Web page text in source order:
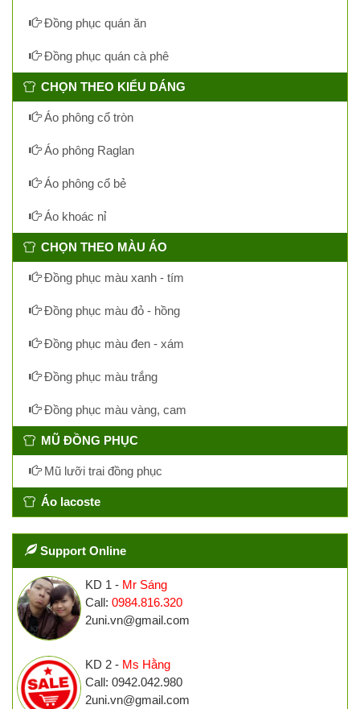
Đồng phục quán ăn
Đồng phục quán cà phê
CHỌN THEO KIỂU DÁNG
Áo phông cổ tròn
Áo phông Raglan
Áo phông cổ bẻ
Áo khoác nỉ
CHỌN THEO MÀU ÁO
Đồng phục màu xanh - tím
Đồng phục màu đỏ - hồng
Đồng phục màu đen - xám
Đồng phục màu trắng
Đồng phục màu vàng, cam
MŨ ĐỒNG PHỤC
Mũ lưỡi trai đồng phục
Áo lacoste
Support Online
KD 1 - Mr Sáng
Call: 0984.816.320
2uni.vn@gmail.com
KD 2 - Ms Hằng
Call: 0942.042.980
2uni.vn@gmail.com